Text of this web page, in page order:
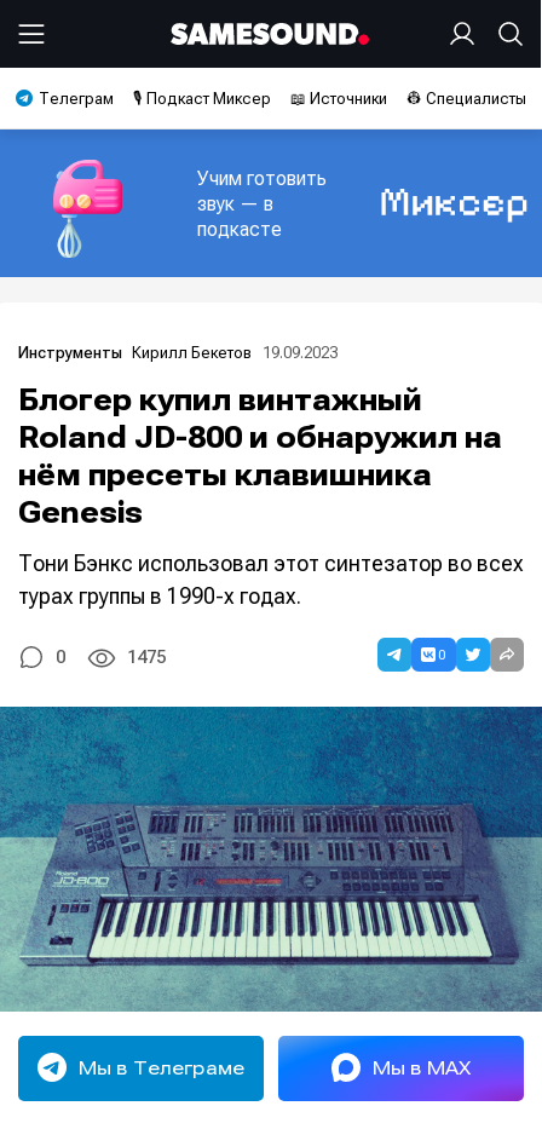
Телеграм 🎙️ Подкаст Миксер 📖 Источники 👷 Специалисты
Учим готовить
звук — в
подкасте
Инструменты Кирилл Бекетов 19.09.2023
Блогер купил винтажный
Roland JD-800 и обнаружил на
нём пресеты клавишника
Genesis
Тони Бэнкс использовал этот синтезатор во всех
турах группы в 1990-х годах.
0 1475 0
Мы в Телеграме Мы в MAX